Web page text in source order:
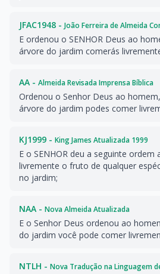
JFAC1948 - João Ferreira de Almeida
E ordenou o SENHOR Deus ao
árvore do jardim comerás
AA - Almeida Revisada Imprensa Bíblica
Ordenou o Senhor Deus ao
árvore do jardim podes comer
KJ1999 - King James Atualizada 1999
E o SENHOR deu a seguinte ordem
livremente o fruto de qualquer
no jardim;
NAA - Nova Almeida Atualizada
E o Senhor Deus ordenou ao
do jardim você pode comer
NTLH - Nova Tradução na Linguagem